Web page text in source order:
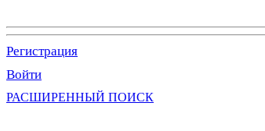
Регистрация
Войти
РАСШИРЕННЫЙ ПОИСК